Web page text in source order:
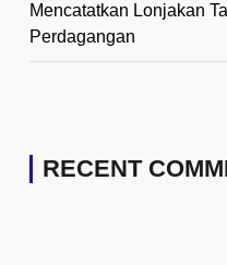
Mencatatkan Lonjakan
Perdagangan
RECENT